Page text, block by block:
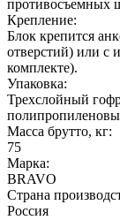
противосъемных
Крепление:
Блок крепится
отверстий) или с
комплекте).
Упаковка:
Трехслойный
Масса брутто, кг:
75
Марка:
BRAVO
Страна
Россия